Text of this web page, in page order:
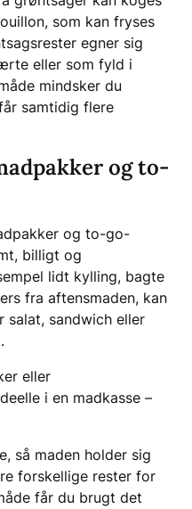
som kan fryses
egner sig
eller som fyld i
mindsker du
samtidig flere
og to-
og to-go-
billigt og
lidt kylling, bagte
fra aftensmaden, kan
sandwich eller
eller
i en madkasse –
så maden holder sig
forskellige rester for
får du brugt det